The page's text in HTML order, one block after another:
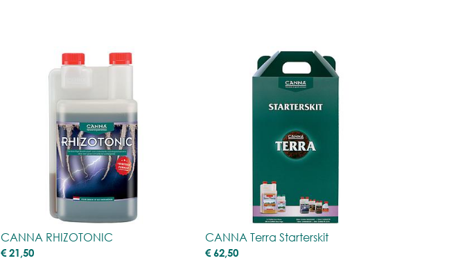
CANNA RHIZOTONIC
€21,50
CANNA Terra Starterskit
€62,50